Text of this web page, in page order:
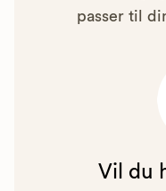
passer til
Vil du